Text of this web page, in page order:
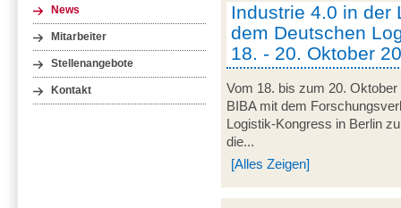
News
Mitarbeiter
Stellenangebote
Kontakt
Industrie 4.0 in der
dem Deutschen
18. - 20. Oktober
Vom 18. bis zum 20.
BIBA mit dem
Logistik-Kongress in Berlin
die...
[Alles Zeigen]